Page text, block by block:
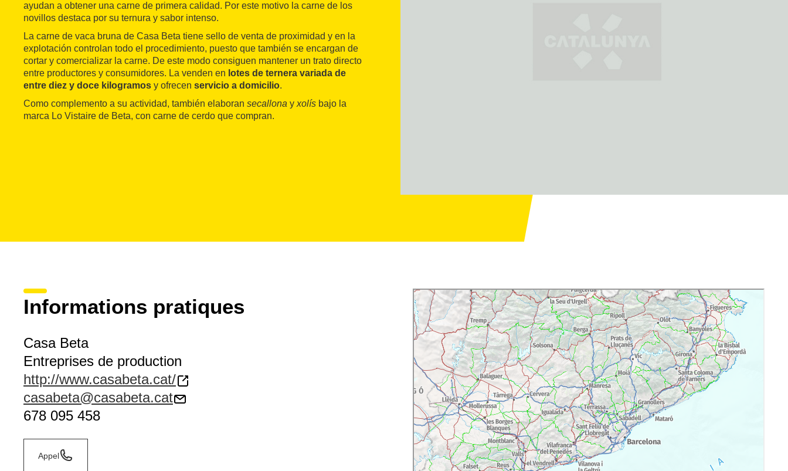
ayudan a obtener una carne de primera calidad. Por este motivo la carne de los
novillos destaca por su ternura y sabor intenso.
La carne de vaca bruna de Casa Beta tiene sello de venta de proximidad y en la
explotación controlan todo el procedimiento, puesto que también se encargan de
cortar y comercializar la carne. De este modo consiguen mantener un trato directo
entre productores y consumidores. La venden en lotes de ternera variada de
entre diez y doce kilogramos y ofrecen servicio a domicilio.
Como complemento a su actividad, también elaboran secallona y xolís bajo la
marca Lo Vistaire de Beta, con carne de cerdo que compran.
Informations pratiques
Casa Beta
Entreprises de production
http://www.casabeta.cat/
casabeta@casabeta.cat
678 095 458
Appel